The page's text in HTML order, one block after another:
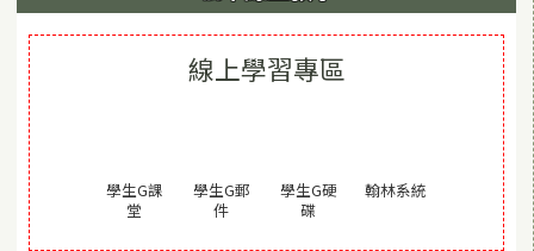
線上學習專區
學生G課
堂
學生G郵
件(另開視窗)
學生G硬
碟(另開視窗)
翰林系統(另開視窗)